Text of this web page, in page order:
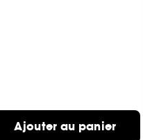
Ajouter au panier